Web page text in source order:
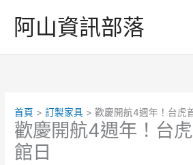
阿山資訊部落
首頁 訂製家具 歡慶開航4週年！台虎
歡慶開航4週年！台
館日